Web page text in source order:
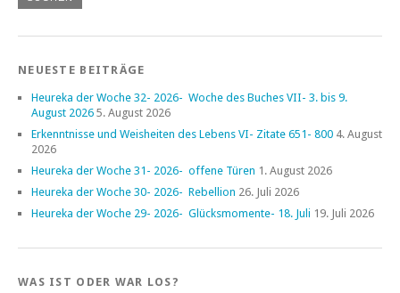
NEUESTE BEITRÄGE
Heureka der Woche 32- 2026- Woche des Buches VII- 3. bis 9.
August 2026 5. August 2026
Erkenntnisse und Weisheiten des Lebens VI- Zitate 651- 800 4. August
2026
Heureka der Woche 31- 2026- offene Türen 1. August 2026
Heureka der Woche 30- 2026- Rebellion 26. Juli 2026
Heureka der Woche 29- 2026- Glücksmomente- 18. Juli 19. Juli 2026
WAS IST ODER WAR LOS?